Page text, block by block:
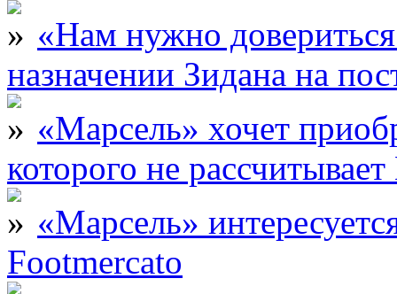
«Нам нужно
назначении Зидана на
«Марсель» хочет
которого не
«Марсель»
Footmercato